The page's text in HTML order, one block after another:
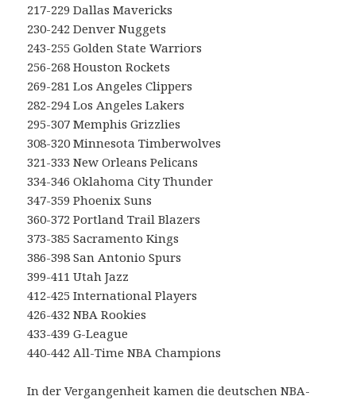
217-229 Dallas Mavericks
230-242 Denver Nuggets
243-255 Golden State Warriors
256-268 Houston Rockets
269-281 Los Angeles Clippers
282-294 Los Angeles Lakers
295-307 Memphis Grizzlies
308-320 Minnesota Timberwolves
321-333 New Orleans Pelicans
334-346 Oklahoma City Thunder
347-359 Phoenix Suns
360-372 Portland Trail Blazers
373-385 Sacramento Kings
386-398 San Antonio Spurs
399-411 Utah Jazz
412-425 International Players
426-432 NBA Rookies
433-439 G-League
440-442 All-Time NBA Champions
In der Vergangenheit kamen die deutschen NBA-